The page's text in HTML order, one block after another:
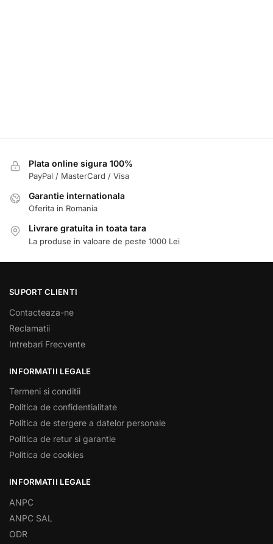
Plata online sigura 100%
PayPal / MasterCard / Visa
Garantie internationala
Oferita in Romania
Livrare gratuita in toata tara
La produse in valoare de peste 1000 Lei
SUPORT CLIENTI
Contacteaza-ne
Reclamatii
Intrebari Frecvente
INFORMATII LEGALE
Termeni si conditii
Politica de confidentialitate
Politica de stergere a datelor personale
Politica de retur si garantie
Politica de cookies
INFORMATII LEGALE
ANPC
ANPC SAL
ODR